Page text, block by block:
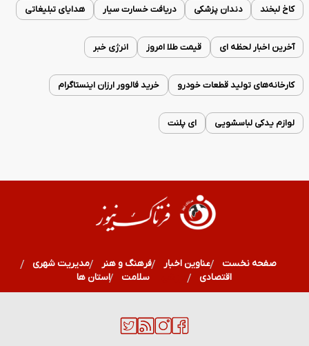
کاخ لبخند دندان پزشکی دریافت خسارت سیار هدایای تبلیغاتی
آخرین اخبار لحظه ای قیمت طلا امروز انرژی خبر
کارخانه‌های تولید قطعات خودرو خرید فالوور ارزان اینستاگرام
لوازم یدکی لباسشویی ای پلنت
صفحه نخست عناوین اخبار فرهنگ و هنر
مدیریت شهری
اقتصادی
ورزشی سلامت استان ها